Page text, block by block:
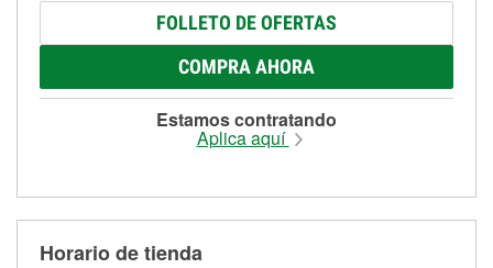
FOLLETO DE OFERTAS
COMPRA AHORA
Estamos contratando
Aplica aquí
Horario de tienda